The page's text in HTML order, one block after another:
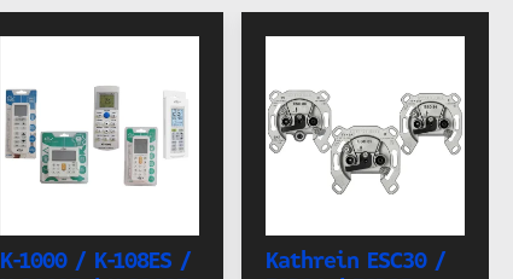
K-1000 / K-108ES / Kathrein ESC30 /